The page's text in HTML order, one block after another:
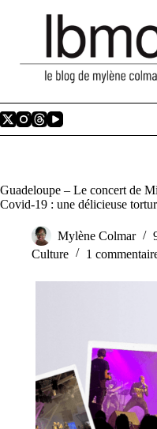
Guadeloupe – Le concert de
Covid-19 : une délicieuse
Mylène Colmar
Culture
1